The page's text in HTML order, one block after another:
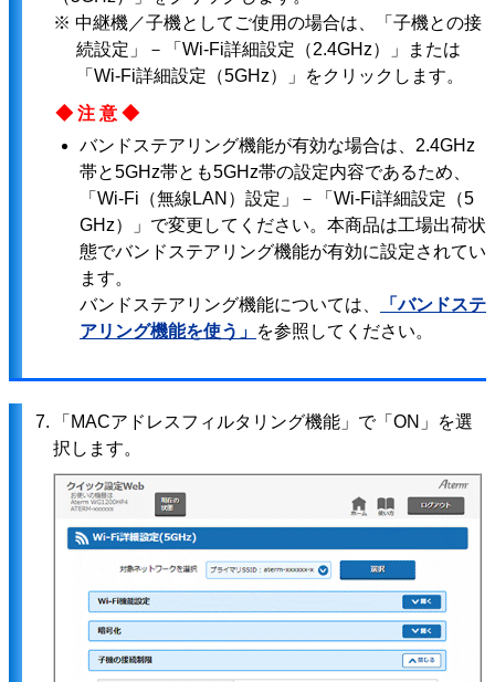
※ 中継機／子機としてご使用の場合は、「子機との接
続設定」－「Wi-Fi詳細設定（2.4GHz）」または
「Wi-Fi詳細設定（5GHz）」をクリックします。
◆注意◆
バンドステアリング機能が有効な場合は、2.4GHz
帯と5GHz帯とも5GHz帯の設定内容であるため、
「Wi-Fi（無線LAN）設定」－「Wi-Fi詳細設定（5
GHz）」で変更してください。本商品は工場出荷状
態でバンドステアリング機能が有効に設定されてい
ます。
バンドステアリング機能については、
「バンドステ
アリング機能を使う」 を参照してください。
7.
「MACアドレスフィルタリング機能」で「ON」を選
択します。